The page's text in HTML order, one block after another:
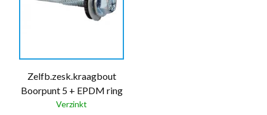
Zelfb.zesk.kraagbout
Boorpunt 5 + EPDM ring
Verzinkt